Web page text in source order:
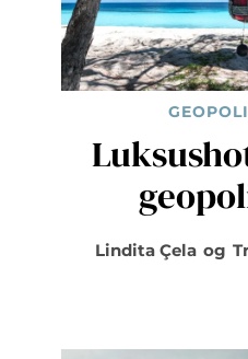
Lindita Çela og